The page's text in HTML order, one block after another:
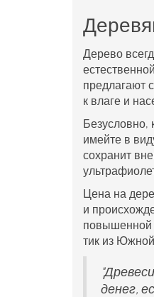
Дерево
предлагают
к влаге и
Безусловно,
имейте в
сохранит
Цена на
и
повышенной
тик из
денег,